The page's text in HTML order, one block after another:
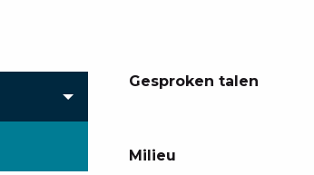
Gesproken talen
Gesproken talen
Milieu
Milieu